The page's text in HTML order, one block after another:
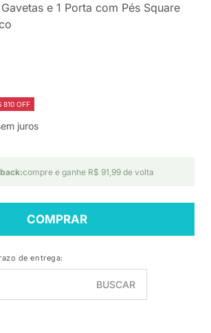
e 1 Porta com Pés Square
810 OFF
juros
compre e ganhe R$ 91,99 de volta
COMPRAR
de entrega:
BUSCAR